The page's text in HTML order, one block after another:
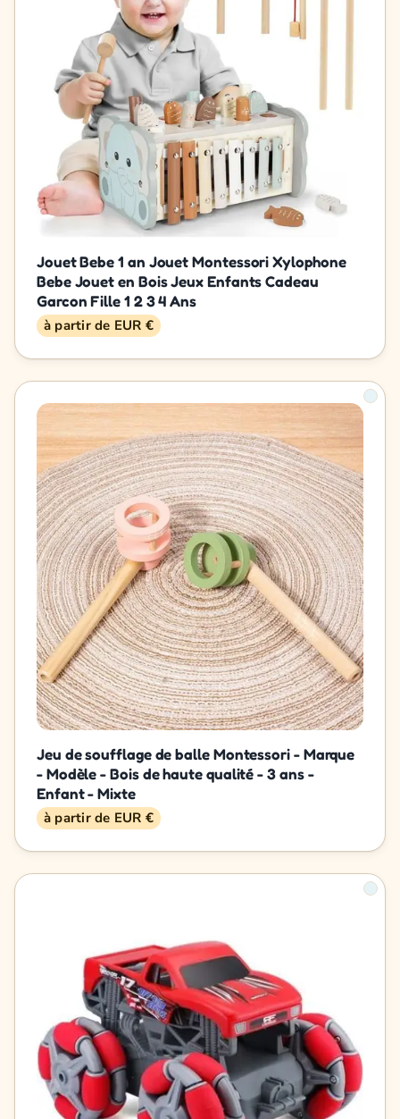
Jouet Bebe 1 an Jouet Montessori Xylophone
Bebe Jouet en Bois Jeux Enfants Cadeau
Garcon Fille 1 2 3 4 Ans
à partir de EUR €
Jeu de soufflage de balle Montessori - Marque
- Modèle - Bois de haute qualité - 3 ans -
Enfant - Mixte
à partir de EUR €